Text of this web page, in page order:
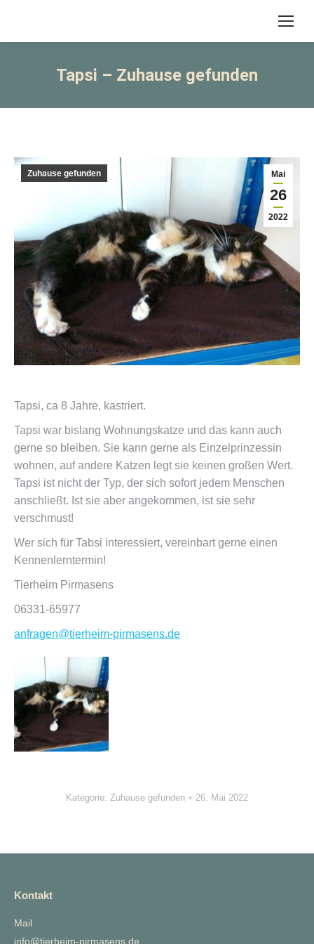
Tapsi – Zuhause gefunden
Mai
26
2022
Zuhause gefunden
Tapsi, ca 8 Jahre, kastriert.
Tapsi war bislang Wohnungskatze und das kann auch
gerne so bleiben. Sie kann gerne als Einzelprinzessin
wohnen, auf andere Katzen legt sie keinen großen Wert.
Tapsi ist nicht der Typ, der sich sofort jedem Menschen
anschließt. Ist sie aber angekommen, ist sie sehr
verschmust!
Wer sich für Tabsi interessiert, vereinbart gerne einen
Kennenlerntermin!
Tierheim Pirmasens
06331-65977
anfragen@tierheim-pirmasens.de
Kategorie: Zuhause gefunden 26. Mai 2022
Kontakt
Mail
info@tierheim-pirmasens.de